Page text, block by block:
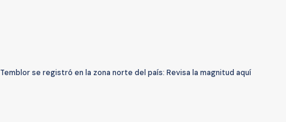
Temblor se registró en la zona norte del país: Revisa la magnitud aquí